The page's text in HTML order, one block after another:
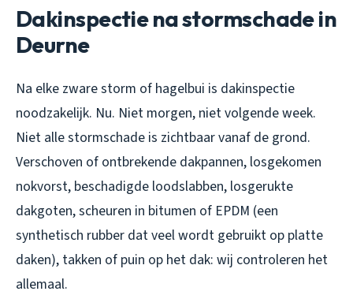
Dakinspectie na stormschade in
Deurne
Na elke zware storm of hagelbui is dakinspectie
noodzakelijk. Nu. Niet morgen, niet volgende week.
Niet alle stormschade is zichtbaar vanaf de grond.
Verschoven of ontbrekende dakpannen, losgekomen
nokvorst, beschadigde loodslabben, losgerukte
dakgoten, scheuren in bitumen of EPDM (een
synthetisch rubber dat veel wordt gebruikt op platte
daken), takken of puin op het dak: wij controleren het
allemaal.